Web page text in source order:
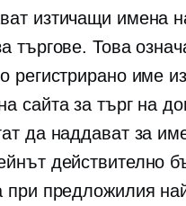
изтичащи имена
търгове. Това
регистрирано име
сайта за търг на
да наддават за
действително
при предложилия